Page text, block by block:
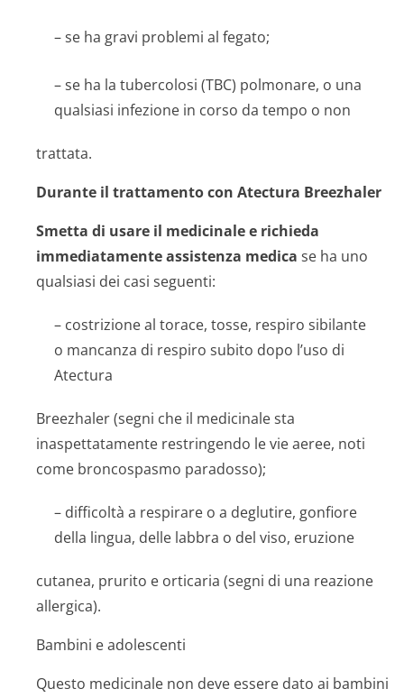
– se ha gravi problemi al fegato;
– se ha la tubercolosi (TBC) polmonare, o una
qualsiasi infezione in corso da tempo o non
trattata.
Durante il trattamento con Atectura Breezhaler
Smetta di usare il medicinale e richieda
immediatamente assistenza medica se ha uno
qualsiasi dei casi seguenti:
– costrizione al torace, tosse, respiro sibilante
o mancanza di respiro subito dopo l’uso di
Atectura
Breezhaler (segni che il medicinale sta
inaspettatamente restringendo le vie aeree, noti
come broncospasmo paradosso);
– difficoltà a respirare o a deglutire, gonfiore
della lingua, delle labbra o del viso, eruzione
cutanea, prurito e orticaria (segni di una reazione
allergica).
Bambini e adolescenti
Questo medicinale non deve essere dato ai bambini